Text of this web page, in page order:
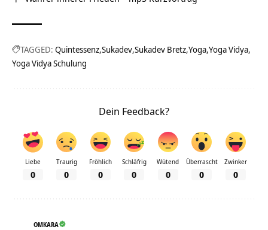
TAGGED: Quintessenz Sukadev Sukadev Bretz Yoga Yoga Vidya
Yoga Vidya Schulung
Dein Feedback?
Liebe
0
Traurig
0
Fröhlich
0
Schläfrig
0
Wütend
0
Überrascht
0
Zwinker
0
OMKARA